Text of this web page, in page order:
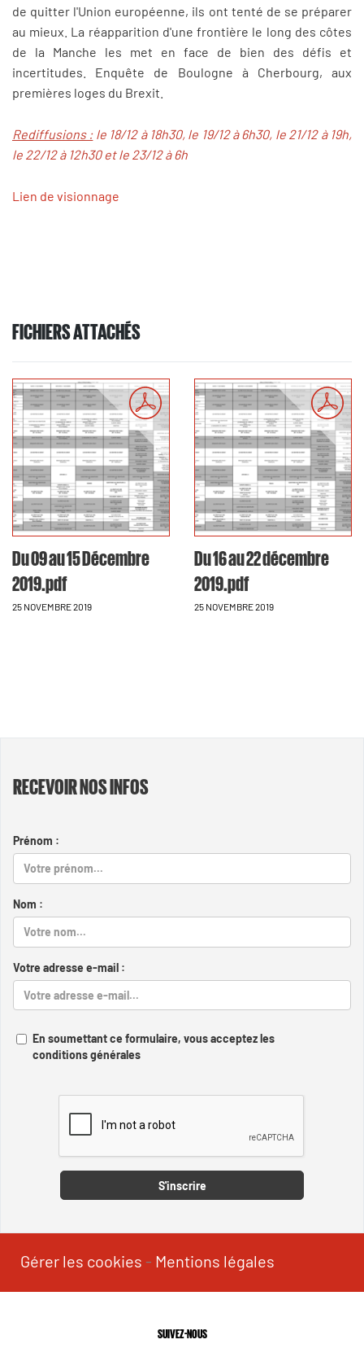
de quitter l'Union européenne, ils ont tenté de se préparer
au mieux. La réapparition d'une frontière le long des côtes
de la Manche les met en face de bien des défis et
incertitudes. Enquête de Boulogne à Cherbourg, aux
premières loges du Brexit.
Rediffusions :le 18/12 à 18h30, le 19/12 à 6h30, le 21/12 à 19h,
le 22/12 à 12h30 et le 23/12 à 6h
Lien de visionnage
FICHIERS ATTACHÉS
Du 09 au 15 Décembre
2019.pdf
25 NOVEMBRE 2019
Du 16 au 22 décembre
2019.pdf
25 NOVEMBRE 2019
RECEVOIR NOS INFOS
Prénom :
Nom :
Votre adresse e-mail :
En soumettant ce formulaire, vous acceptez les
conditions générales
S'inscrire
Gérer les cookies - Mentions légales
SUIVEZ-NOUS